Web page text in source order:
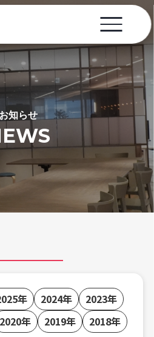
お知らせ
年 2024年
2023年
2020年 2019年 2018年